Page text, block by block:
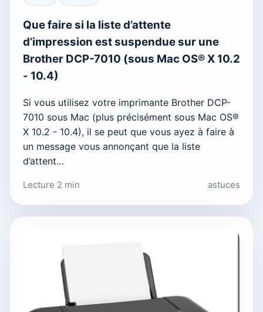
Que faire si la liste d’attente
d’impression est suspendue sur une
Brother DCP-7010 (sous Mac OS® X 10.2
- 10.4)
Si vous utilisez votre imprimante Brother DCP-
7010 sous Mac (plus précisément sous Mac OS®
X 10.2 - 10.4), il se peut que vous ayez à faire à
un message vous annonçant que la liste
d’attent…
Lecture 2 min astuces